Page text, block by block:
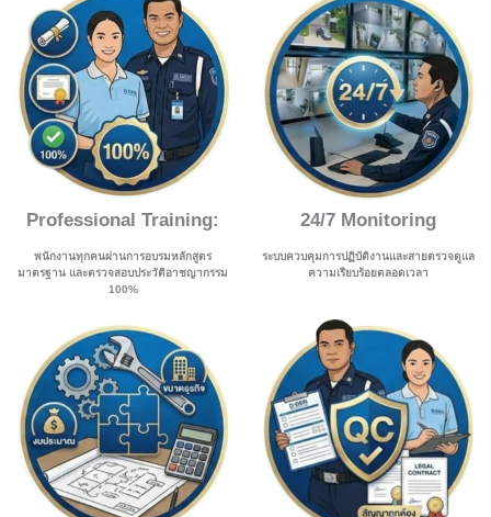
Professional Training:
พนักงานทุกคนผ่านการอบรมหลักสูตร
มาตรฐาน และตรวจสอบประวัติอาชญากรรม
100%
24/7 Monitoring
ระบบควบคุมการปฏิบัติงานและสายตรวจดูแล
ความเรียบร้อยตลอดเวลา